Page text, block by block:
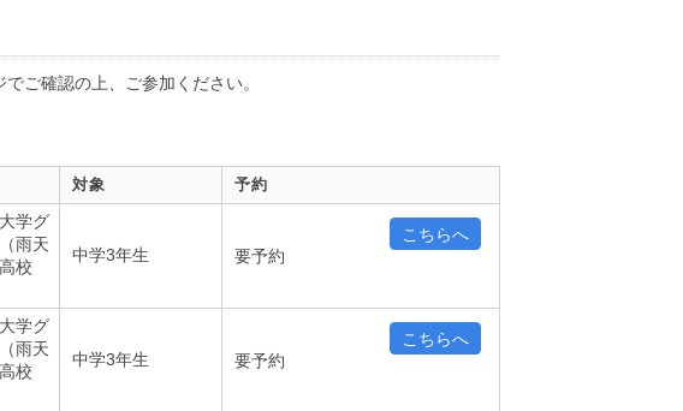
ご確認の上、ご参加ください。
対象 予約
学グ
雨天
校
中学3年生 要予約
こちらへ
学グ
雨天
校
中学3年生 要予約
こちらへ